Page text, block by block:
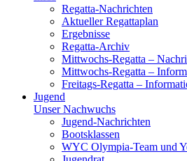
Regatta-Nachrichten
Aktueller Regattaplan
Ergebnisse
Regatta-Archiv
Mittwochs-Regatta –
Mittwochs-Regatta –
Freitags-Regatta –
Jugend
Unser Nachwuchs
Jugend-Nachrichten
Bootsklassen
WYC Olympia-Team und